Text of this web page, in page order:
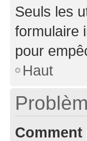
Seuls les
formulaire
pour
Haut